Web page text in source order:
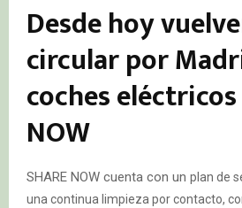
Desde hoy
circular por
coches eléctricos
NOW
SHARE NOW cuenta con un plan de
una continua limpieza por contacto,